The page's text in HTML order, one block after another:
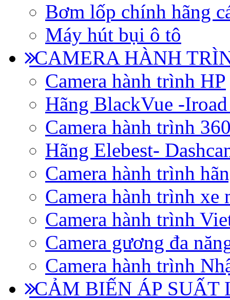
Bơm lốp chính hãng
Máy hút bụi ô tô
CAMERA HÀNH
Camera hành trình HP
Hãng BlackVue -
Camera hành trình
Hãng Elebest-
Camera hành trình
Camera hành trình xe
Camera hành trình
Camera gương đa
Camera hành trình
CẢM BIẾN ÁP SUẤT